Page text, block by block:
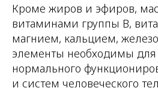
Кроме жиров и эфиров,
витаминами группы B,
магнием, кальцием,
элементы необходимы
нормального
и систем человеческого